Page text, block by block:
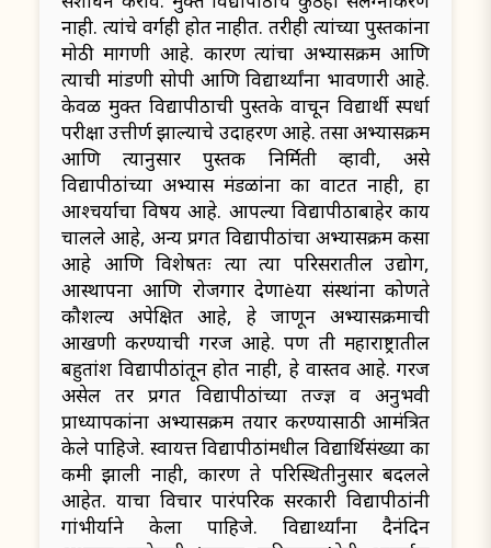
नाही. त्यांचे वर्गही होत नाहीत. तरीही त्यांच्या पुस्तकांना
मोठी मागणी आहे. कारण त्यांचा अभ्यासक्रम आणि
त्याची मांडणी सोपी आणि विद्यार्थ्यांना भावणारी आहे.
केवळ मुक्त विद्यापीठाची पुस्तके वाचून विद्यार्थी स्पर्धा
परीक्षा उत्तीर्ण झाल्याचे उदाहरण आहे. तसा अभ्यासक्रम
आणि त्यानुसार पुस्तक निर्मिती व्हावी, असे
विद्यापीठांच्या अभ्यास मंडळांना का वाटत नाही, हा
आश्चर्याचा विषय आहे. आपल्या विद्यापीठाबाहेर काय
चालले आहे, अन्य प्रगत विद्यापीठांचा अभ्यासक्रम कसा
आहे आणि विशेषतः त्या त्या परिसरातील उद्योग,
आस्थापना आणि रोजगार देणाèया संस्थांना कोणते
कौशल्य अपेक्षित आहे, हे जाणून अभ्यासक्रमाची
आखणी करण्याची गरज आहे. पण ती महाराष्ट्रातील
बहुतांश विद्यापीठांतून होत नाही, हे वास्तव आहे. गरज
असेल तर प्रगत विद्यापीठांच्या तज्ज्ञ व अनुभवी
प्राध्यापकांना अभ्यासक्रम तयार करण्यासाठी आमंत्रित
केले पाहिजे. स्वायत्त विद्यापीठांमधील विद्यार्थिसंख्या का
कमी झाली नाही, कारण ते परिस्थितीनुसार बदलले
आहेत. याचा विचार पारंपरिक सरकारी विद्यापीठांनी
गांभीर्याने केला पाहिजे. विद्यार्थ्यांना दैनंदिन